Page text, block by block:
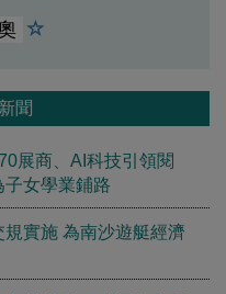
聞
展商、AI科技引領閱
女學業鋪路
規實施 為南沙遊艇經濟